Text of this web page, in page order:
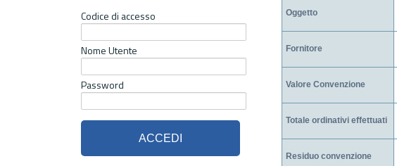
Codice di accesso
Nome Utente
Password
Oggetto
Fornitore
Valore Convenzione
Totale ordinativi effettuati
Residuo convenzione